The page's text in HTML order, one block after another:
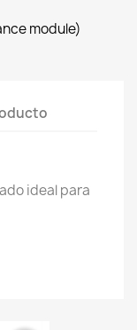
module)
ideal para